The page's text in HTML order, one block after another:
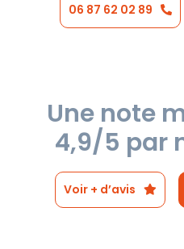
06 87 62 02 89
Une note
4,9/5 par
Voir + d’avis